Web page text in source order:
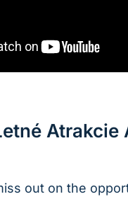
‌atrakcie
‍out on​ the